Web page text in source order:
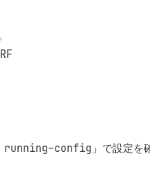
running-config」で設定を